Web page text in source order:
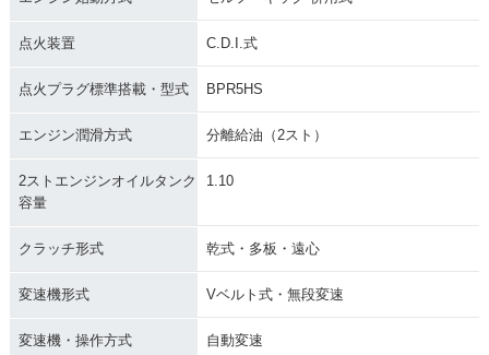
点火装置 C.D.I.式
点火プラグ標準搭載・型式 BPR5HS
エンジン潤滑方式 分離給油（2スト）
2ストエンジンオイルタンク
容量
1.10
クラッチ形式 乾式・多板・遠心
変速機形式 Vベルト式・無段変速
変速機・操作方式 自動変速